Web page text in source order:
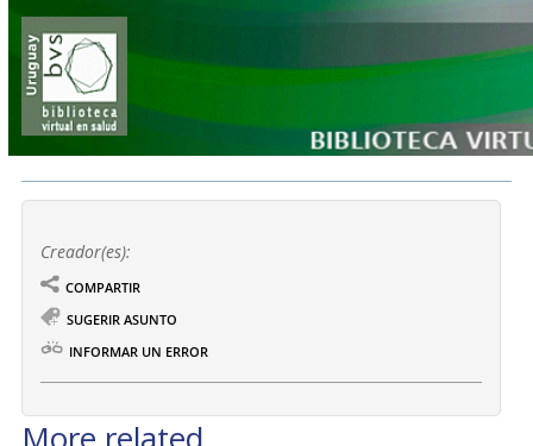
Creador(es):
COMPARTIR
SUGERIR ASUNTO
INFORMAR UN ERROR
More related